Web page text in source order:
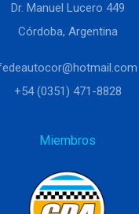
Dr. Manuel Lucero 449
Córdoba, Argentina
+54 (0351) 471-8828
Miembros